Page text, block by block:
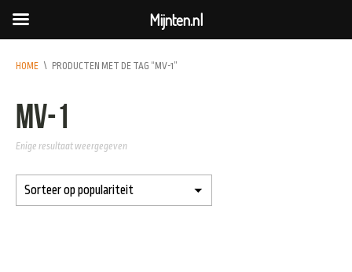
HOME \ PRODUCTEN MET DE TAG “MV-1”
MV-1
Enige resultaat weergegeven
Mijnten.nl